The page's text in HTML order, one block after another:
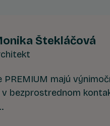
Štekláčová
majú
v bezprostrednom
vizuálny pokoj,